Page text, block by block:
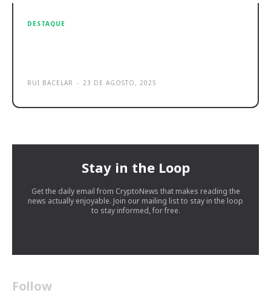
DESTAQUE
RUI BACELAR - 23 DE AGOSTO, 2025
Stay in the Loop
Get the daily email from CryptoNews that makes reading the
news actually enjoyable. Join our mailing list to stay in the loop
to stay informed, for free.
Follow